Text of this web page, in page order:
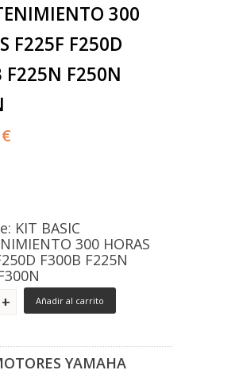
300
F225F F250D
F225N F250N
KIT BASIC
300 HORAS
F300B F225N
Añadir al carrito
YAMAHA